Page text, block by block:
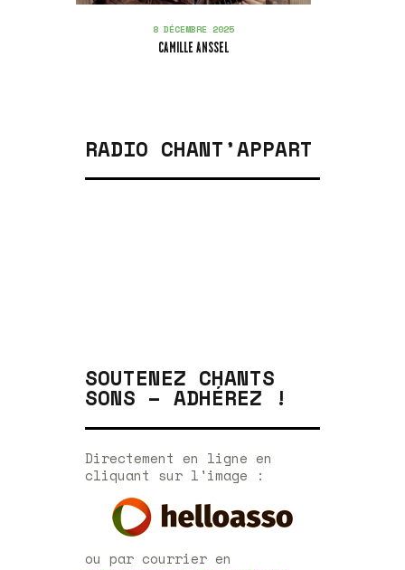
8 DÉCEMBRE 2025
CAMILLE ANSSEL
RADIO CHANT’APPART
SOUTENEZ CHANTS
SONS – ADHÉREZ !
Directement en ligne en
cliquant sur l'image :
ou par courrier en